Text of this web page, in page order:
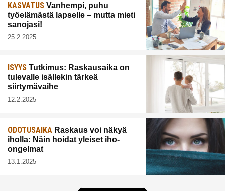
KASVATUS Vanhempi, puhu
työelämästä lapselle – mutta mieti
sanojasi!
25.2.2025
ISYYS Tutkimus: Raskausaika on
tulevalle isällekin tärkeä
siirtymävaihe
12.2.2025
ODOTUSAIKA Raskaus voi näkyä
iholla: Näin hoidat yleiset iho-
ongelmat
13.1.2025